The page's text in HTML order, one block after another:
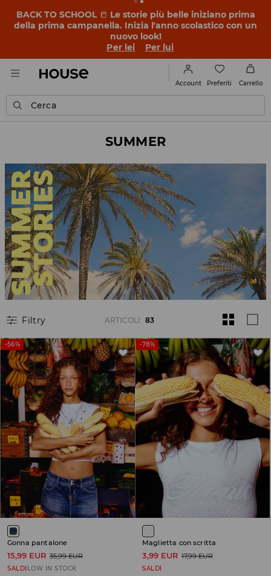
OMG, che prezzi bassi! Lasciati sorprendere – scopri i
nuovi prezzi dei SALDI FINALI ➡️
Per lei
Per lui
Account Preferiti Carrello
Cerca
SUMMER
Filtry ARTICOLI : 83
-56%
Gonna pantalone
15,99 EUR 35,99 EUR
SALDI LOW IN STOCK
-78%
Maglietta con scritta
3,99 EUR 17,99 EUR
SALDI